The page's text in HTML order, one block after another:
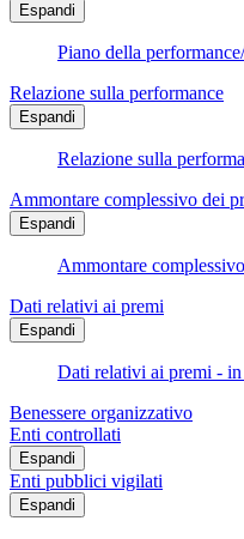
Espandi
Piano della
Relazione sulla performance
Espandi
Relazione sulla
Ammontare complessivo dei
Espandi
Ammontare
Dati relativi ai premi
Espandi
Dati relativi ai premi -
Benessere organizzativo
Enti controllati
Espandi
Enti pubblici vigilati
Espandi